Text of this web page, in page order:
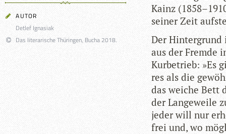
AUTOR
Detlef Ignasiak
Das literarische Thüringen, Bucha 2018.
Kainz
sei­ner Zeit
Der Hin­ter­grund
aus der Fremde
Kur­be­trieb: »Es
res als die
das wei­che Bett
der Lan­ge­weile
jeder will nur
frei und, wo